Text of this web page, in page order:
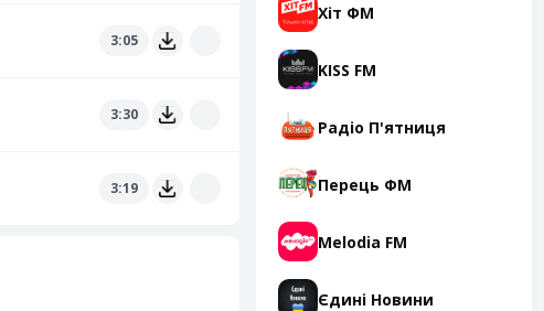
3:05
3:30
3:19
Хіт ФМ
KISS FM
Радіо П'ятниця
Перець ФМ
Melodia FM
Єдині Новини